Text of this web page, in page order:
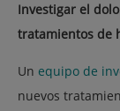
Investigar el
tratamientos de
Un equipo de
nuevos